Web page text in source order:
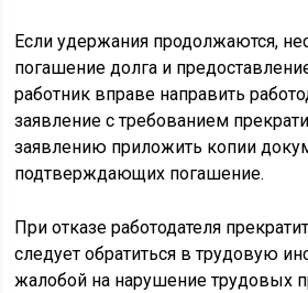
Если удержания продолжаются,
погашение долга и
работник вправе направить
заявление с требованием
заявлению приложить копии
подтверждающих погашение.
При отказе работодателя
следует обратиться в трудовую
жалобой на нарушение трудовых